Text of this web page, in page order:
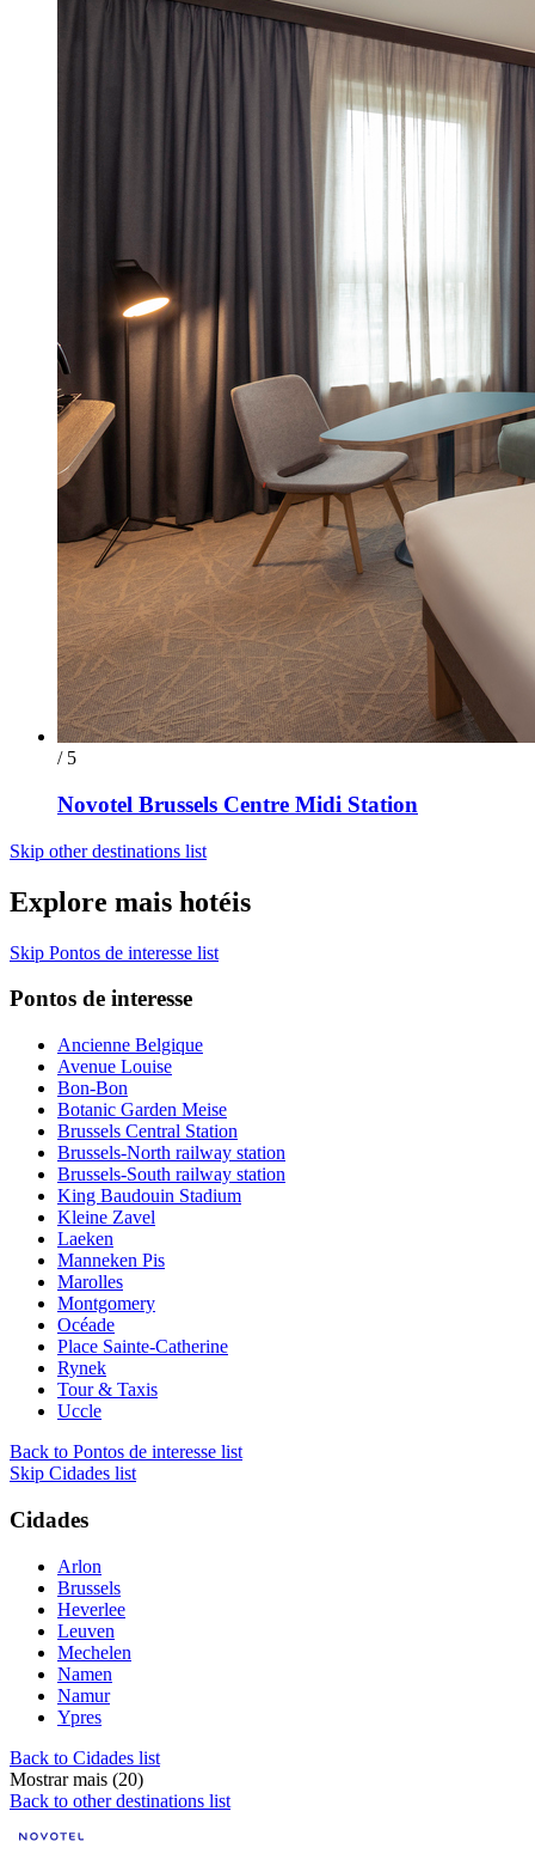
/ 5
Novotel Brussels Centre Midi Station
Skip other destinations list
Explore mais hotéis
Skip Pontos de interesse list
Pontos de interesse
Ancienne Belgique
Avenue Louise
Bon-Bon
Botanic Garden Meise
Brussels Central Station
Brussels-North railway station
Brussels-South railway station
King Baudouin Stadium
Kleine Zavel
Laeken
Manneken Pis
Marolles
Montgomery
Océade
Place Sainte-Catherine
Rynek
Tour & Taxis
Uccle
Back to Pontos de interesse list
Skip Cidades list
Cidades
Arlon
Brussels
Heverlee
Leuven
Mechelen
Namen
Namur
Ypres
Back to Cidades list
Mostrar mais (20)
Back to other destinations list